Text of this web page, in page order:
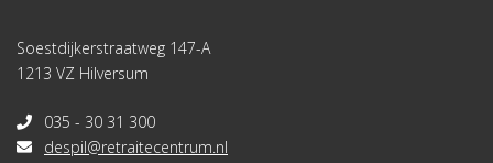
Soestdijkerstraatweg 147-A
1213 VZ Hilversum
035 - 30 31 300
despil@retraitecentrum.nl